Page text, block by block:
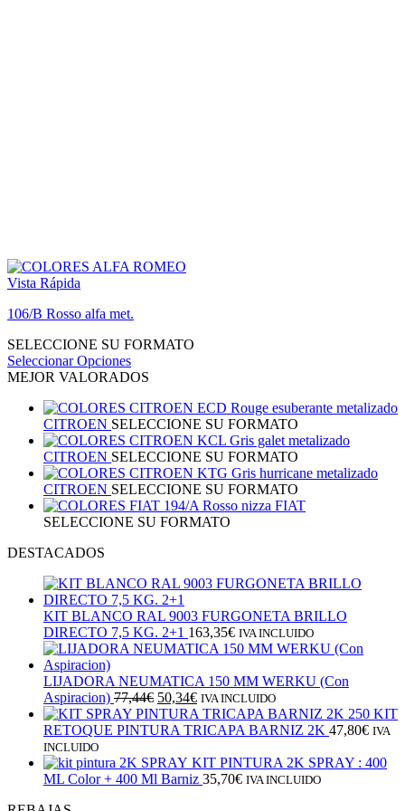
Vista Rápida
106/B Rosso alfa met.
SELECCIONE SU FORMATO
Seleccionar Opciones
MEJOR VALORADOS
ECD Rouge esuberante metalizado
CITROEN SELECCIONE SU FORMATO
KCL Gris galet metalizado
CITROEN SELECCIONE SU FORMATO
KTG Gris hurricane metalizado
CITROEN SELECCIONE SU FORMATO
194/A Rosso nizza FIAT
SELECCIONE SU FORMATO
DESTACADOS
KIT BLANCO RAL 9003 FURGONETA BRILLO
DIRECTO 7,5 KG. 2+1 163,35€ IVA INCLUIDO
LIJADORA NEUMATICA 150 MM WERKU (Con
Aspiracion) 77,44€ El
precio
original
77,44€.
50,34€El
precio
actual
50,34€.
IVA INCLUIDO
KIT
RETOQUE PINTURA TRICAPA BARNIZ 2K 47,80€ IVA
INCLUIDO
KIT PINTURA 2K SPRAY : 400
ML Color + 400 Ml Barniz 35,70€ IVA INCLUIDO